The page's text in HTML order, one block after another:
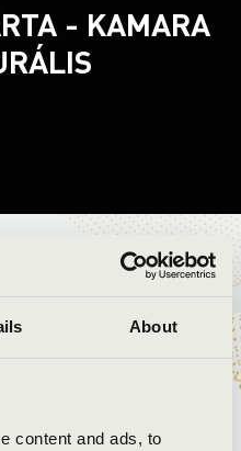
About
content and ads, to
- KAMARA